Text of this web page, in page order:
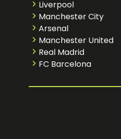
Liverpool
Manchester City
Arsenal
Manchester United
Real Madrid
FC Barcelona